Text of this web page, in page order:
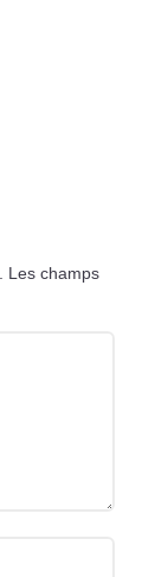
Les champs